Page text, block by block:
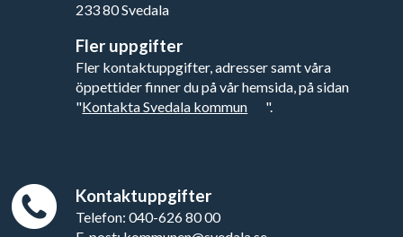
233 80 Svedala
Fler uppgifter
Fler kontaktuppgifter, adresser samt våra
öppettider finner du på vår hemsida, på sidan
"Kontakta Svedala kommun ".
Kontaktuppgifter
Telefon: 040-626 80 00